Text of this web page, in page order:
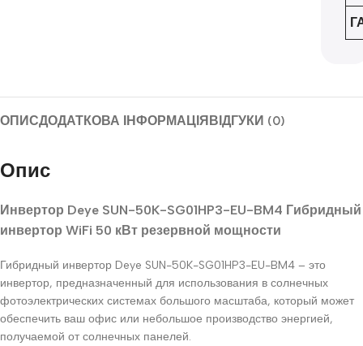
ОПИСДОДАТКОВА ІНФОРМАЦІЯВІДГУКИ (0)
Опис
Инвертор Deye SUN-50K-SG01HP3-EU-BM4 Гибридный
инвертор WiFi 50 кВт резервной мощности
Гибридный инвертор Deye SUN-50K-SG01HP3-EU-BM4 – это
инвертор, предназначенный для использования в солнечных
фотоэлектрических системах большого масштаба, который может
обеспечить ваш офис или небольшое производство энергией,
получаемой от солнечных панелей.